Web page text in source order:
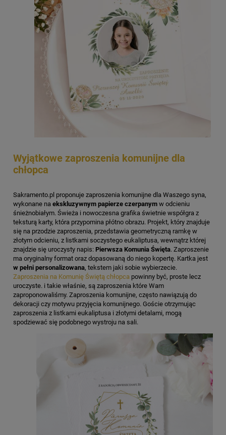
Wyjątkowe zaproszenia komunijne dla
chłopca
Sakramento.pl proponuje zaproszenia komunijne dla Waszego syna,
wykonane na ekskluzywnym papierze czerpanym w odcieniu
śnieżnobiałym. Świeża i nowoczesna grafika świetnie współgra z
teksturą karty, która przypomina płótno obrazu. Projekt, który znajduje
się na przodzie zaproszenia, przedstawia geometryczną ramkę w
złotym odcieniu, z listkami soczystego eukaliptusa, wewnątrz której
znajdzie się uroczysty napis: Pierwsza Komunia Święta. Zaproszenie
ma oryginalny format oraz dopasowaną do niego kopertę. Kartka jest
w pełni personalizowana, tekstem jaki sobie wybierzecie.
Zaproszenia na Komunię Świętą chłopca powinny być, proste lecz
uroczyste. i takie właśnie, są zaproszenia które Wam
zaproponowaliśmy. Zaproszenia komunijne, często nawiązują do
dekoracji czy motywu przyjęcia komunijnego. Goście otrzymując
zaproszenia z listkami eukaliptusa i złotymi detalami, mogą
spodziewać się podobnego wystroju na sali.